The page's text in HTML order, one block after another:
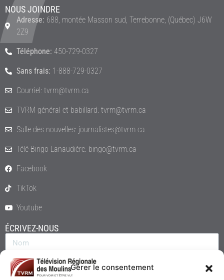
Gérer le consentement
NOUS JOINDRE
Adresse: 688, montée Masson sud, Terrebonne, (Québec) J6W
2Z9
Téléphone: 450-729-0327
Sans frais: 1-888-729-0327
Courriel: tvrm@tvrm.ca
TVRM général et babillard: tvrm@tvrm.ca
Salle des nouvelles: journalistes@tvrm.ca
Télé-Bingo Lanaudière: bingo@tvrm.ca
Facebook
TikTok
Youtube
ÉCRIVEZ-NOUS